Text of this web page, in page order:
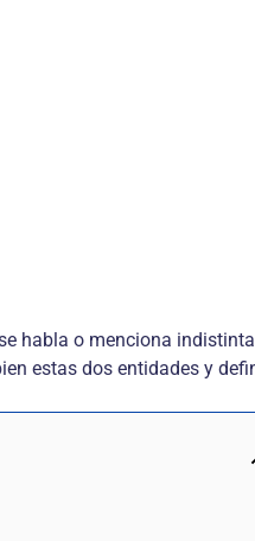
habla o menciona
estas dos entidades y